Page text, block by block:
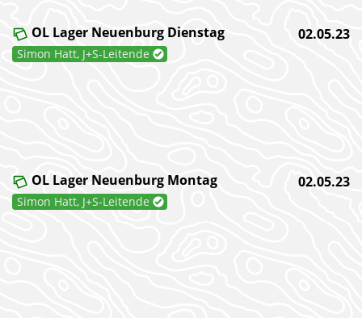
02.05.23
OL Lager Neuenburg Dienstag
Simon Hatt, J+S-Leitende
02.05.23
OL Lager Neuenburg Montag
Simon Hatt, J+S-Leitende